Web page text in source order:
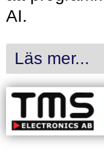
AI.
Läs mer...